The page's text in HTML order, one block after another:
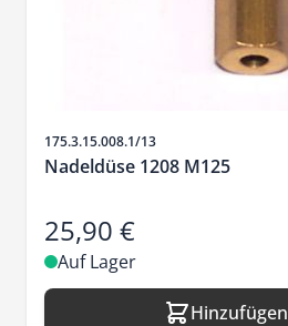
Artikelnr.
175.3.15.008.1/13
Nadeldüse 1208 M125
25,90 €
Auf Lager
Hinzufügen